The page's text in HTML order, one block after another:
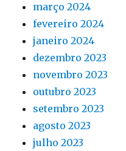
março 2024
fevereiro 2024
janeiro 2024
dezembro 2023
novembro 2023
outubro 2023
setembro 2023
agosto 2023
julho 2023